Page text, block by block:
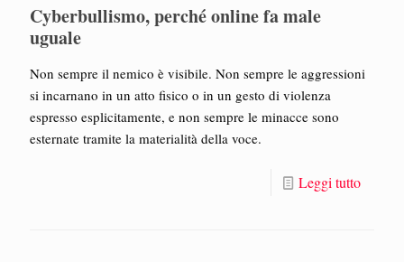
Cyberbullismo, perché online fa male
uguale
Non sempre il nemico è visibile. Non sempre le aggressioni
si incarnano in un atto fisico o in un gesto di violenza
espresso esplicitamente, e non sempre le minacce sono
esternate tramite la materialità della voce.
Leggi tutto